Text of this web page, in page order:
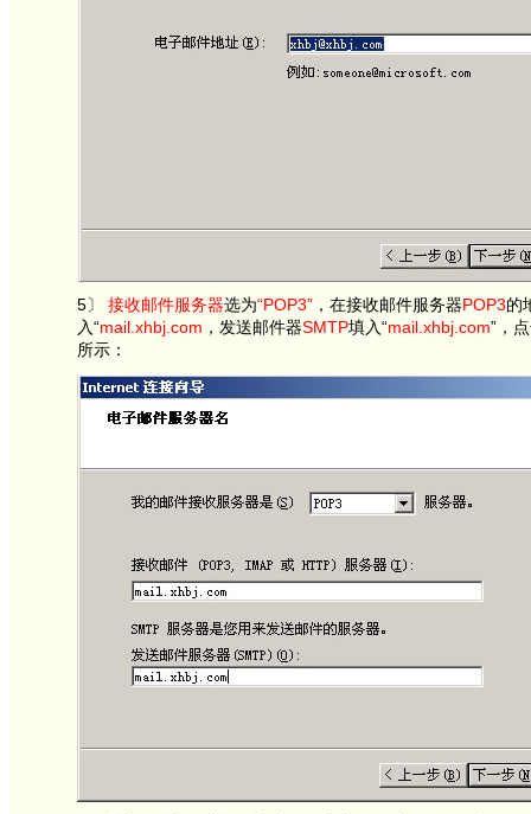
5〕 接收邮件服务器选为“POP3”，在接收邮件服务器POP3的
入“mail.xhbj.com ，发送邮件器SMTP填入“mail.xhbj.com”，
所示：